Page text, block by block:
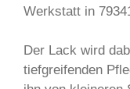
Werkstatt in
Der Lack wird
tiefgreifenden